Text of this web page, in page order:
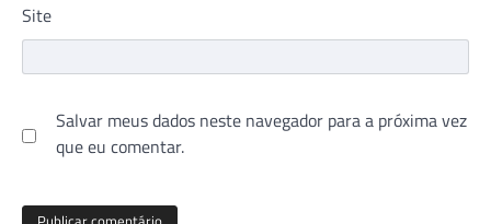
Site
Salvar meus dados neste navegador para a próxima vez
que eu comentar.